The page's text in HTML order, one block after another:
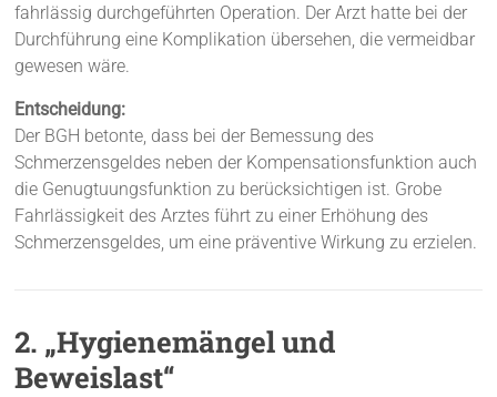
fahrlässig durchgeführten Operation. Der Arzt hatte bei der
Durchführung eine Komplikation übersehen, die vermeidbar
gewesen wäre.
Entscheidung:
Der BGH betonte, dass bei der Bemessung des
Schmerzensgeldes neben der Kompensationsfunktion auch
die Genugtuungsfunktion zu berücksichtigen ist. Grobe
Fahrlässigkeit des Arztes führt zu einer Erhöhung des
Schmerzensgeldes, um eine präventive Wirkung zu erzielen.
2. „Hygienemängel und
Beweislast“